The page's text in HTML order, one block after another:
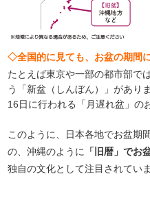
◇全国的に見ても、お盆の期間
たとえば東京や一部の都市部で
う「新盆（しんぼん）」があり
16日に行われる「月遅れ盆」の
このように、日本各地でお盆期
の、沖縄のように
「旧暦」でお
独自の文化として注目されていま